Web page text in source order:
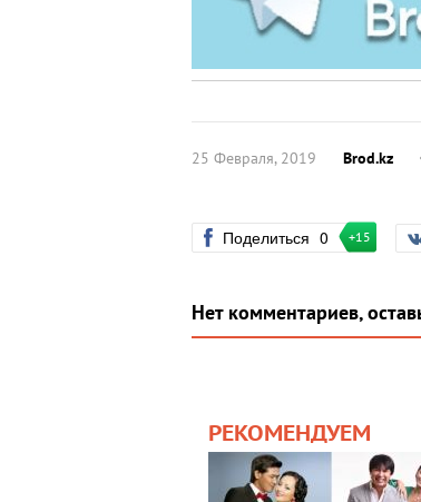
25 Февраля, 2019 Brod.kz
Поделиться 0 +15
Нет комментариев,
РЕКОМЕНДУЕМ